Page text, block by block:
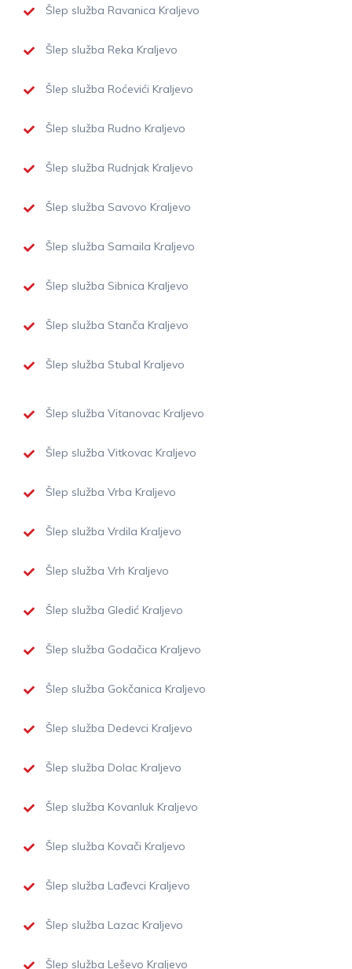
Šlep služba Ravanica Kraljevo
Šlep služba Reka Kraljevo
Šlep služba Roćevići Kraljevo
Šlep služba Rudno Kraljevo
Šlep služba Rudnjak Kraljevo
Šlep služba Savovo Kraljevo
Šlep služba Samaila Kraljevo
Šlep služba Sibnica Kraljevo
Šlep služba Stanča Kraljevo
Šlep služba Stubal Kraljevo
Šlep služba Vitanovac Kraljevo
Šlep služba Vitkovac Kraljevo
Šlep služba Vrba Kraljevo
Šlep služba Vrdila Kraljevo
Šlep služba Vrh Kraljevo
Šlep služba Gledić Kraljevo
Šlep služba Godačica Kraljevo
Šlep služba Gokčanica Kraljevo
Šlep služba Dedevci Kraljevo
Šlep služba Dolac Kraljevo
Šlep služba Kovanluk Kraljevo
Šlep služba Kovači Kraljevo
Šlep služba Lađevci Kraljevo
Šlep služba Lazac Kraljevo
Šlep služba Leševo Kraljevo